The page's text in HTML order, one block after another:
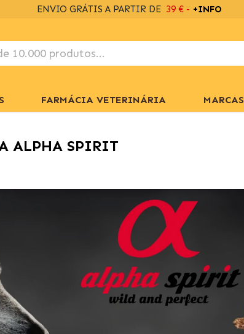
DESCARREGAA APP COM 2% DESCONTO EXTRA
FARMÁCIA VETERINÁRIA MARCAS
ALPHA SPIRIT